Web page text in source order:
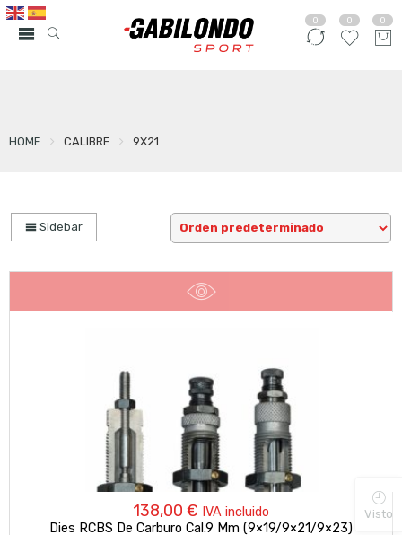
0 0 0
HOME CALIBRE 9X21
Sidebar
138,00 € IVA incluido
Dies RCBS De Carburo Cal.9 Mm (9×19/9×21/9×23)
Visto